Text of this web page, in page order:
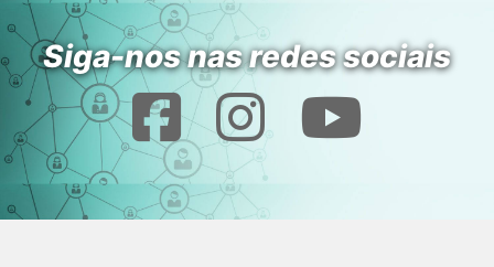
Siga-nos nas redes sociais